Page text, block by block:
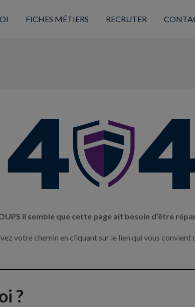
FICHES MÉTIERS RECRUTER
il semble que cette page ait besoin d’être
votre chemin en cliquant sur le lien qui vous convient
?